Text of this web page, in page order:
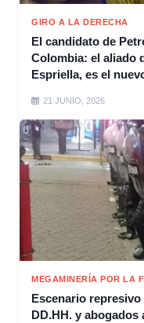
GIRO A LA DERECHA
El candidato de
Colombia: el aliado
Espriella, es el
21 JUNIO, 2026
MEGAMINERÍA POR LA
Escenario
DD.HH. y